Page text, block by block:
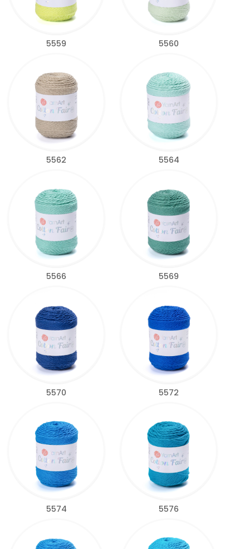
5559 5560
5562 5564
5566 5569
5570 5572
5574 5576